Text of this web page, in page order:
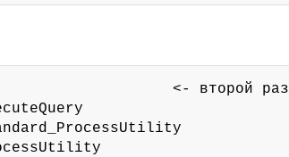
<- второй раз